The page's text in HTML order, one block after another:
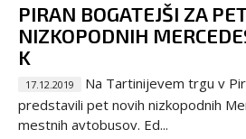
PIRAN BOGATEJŠI ZA
NIZKOPODNIH
K
17.12.2019
Na Tartinijevem trgu v
predstavili pet novih nizkopodnih
mestnih avtobusov. Ed...